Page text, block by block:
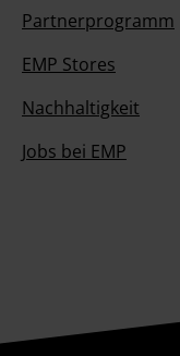
Partnerprogramm
EMP Stores
Nachhaltigkeit
Jobs bei EMP